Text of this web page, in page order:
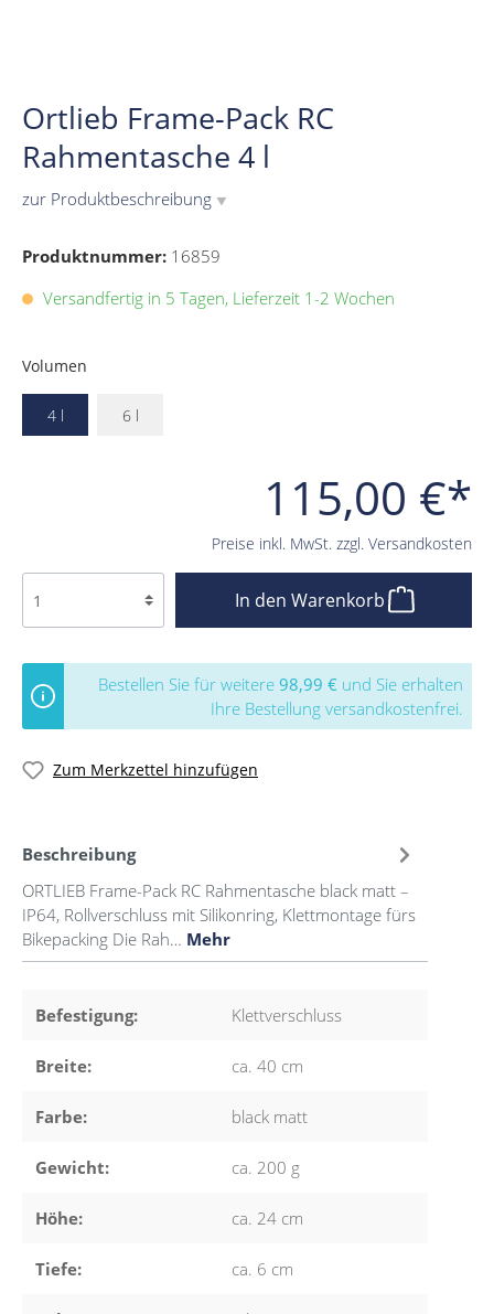
Ortlieb Frame-Pack RC
Rahmentasche 4 l
zur Produktbeschreibung ▼
Produktnummer: 16859
115,00 €*
Preise inkl. MwSt. zzgl. Versandkosten
Versandfertig in 5 Tagen, Lieferzeit 1-2 Wochen
Volumen
4 l 6 l
In den Warenkorb
Bestellen Sie für weitere 98,99 € und Sie erhalten
Ihre Bestellung versandkostenfrei.
Zum Merkzettel hinzufügen
Beschreibung
ORTLIEB Frame-Pack RC Rahmentasche black matt –
IP64, Rollverschluss mit Silikonring, Klettmontage fürs
Bikepacking Die Rah… Mehr
Befestigung: Klettverschluss
Breite: ca. 40 cm
Farbe: black matt
Gewicht: ca. 200 g
Höhe: ca. 24 cm
Tiefe: ca. 6 cm